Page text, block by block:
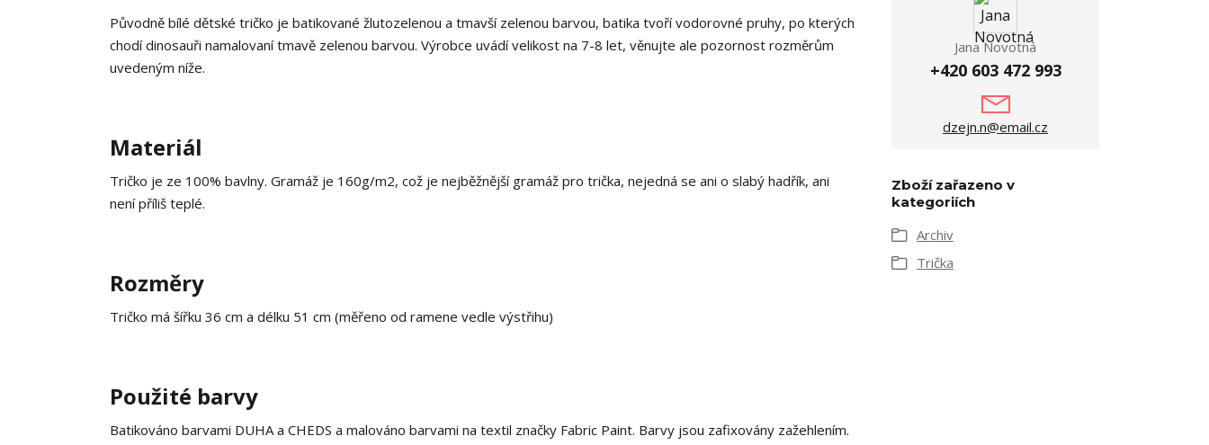
Původně bílé dětské tričko je batikované žlutozelenou a tmavší zelenou barvou, batika tvoří vodorovné pruhy, po kterých
chodí dinosauři namalovaní tmavě zelenou barvou. Výrobce uvádí velikost na 7-8 let, věnujte ale pozornost rozměrům
uvedeným níže.
Materiál
Tričko je ze 100% bavlny. Gramáž je 160g/m2, což je nejběžnější gramáž pro trička, nejedná se ani o slabý hadřík, ani
není příliš teplé.
Rozměry
Tričko má šířku 36 cm a délku 51 cm (měřeno od ramene vedle výstřihu)
Použité barvy
Batikováno barvami DUHA a CHEDS a malováno barvami na textil značky Fabric Paint. Barvy jsou zafixovány zažehlením.
Jana Novotná
+420 603 472 993
dzejn.n@email.cz
Zboží zařazeno v
kategoriích
Archiv
Trička